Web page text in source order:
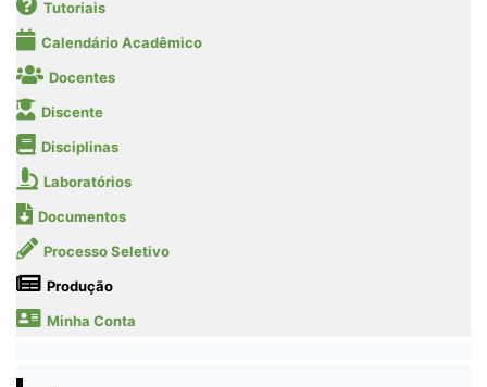
Tutoriais
Calendário Acadêmico
Docentes
Discente
Disciplinas
Laboratórios
Documentos
Processo Seletivo
Produção
Minha Conta